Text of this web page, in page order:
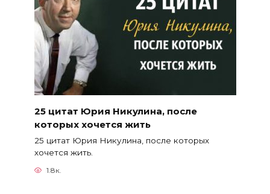
25 цитат Юрия Никулина, после
которых хочется жить
25 цитат Юрия Никулина, после которых
хочется жить.
1.8к.